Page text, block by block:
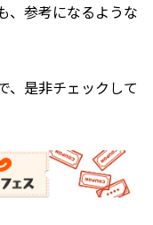
、参考になるような
、是非チェックして